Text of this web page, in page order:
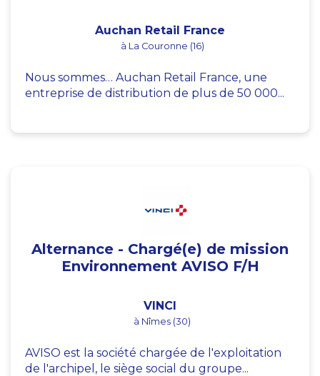
Auchan Retail France
à La Couronne (16)
Nous sommes… Auchan Retail France, une
entreprise de distribution de plus de 50 000...
Alternance - Chargé(e) de mission
Environnement AVISO F/H
VINCI
à Nîmes (30)
AVISO est la société chargée de l'exploitation
de l'archipel, le siège social du groupe...